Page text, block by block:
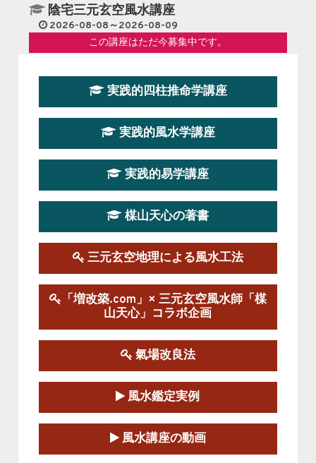
陰宅三元玄空風水講座
2026-08-08～2026-08-09
この講座はただ今募集中です。
第１９期立命塾『実践的易学講座』
2026-08-22～2026-10-25
第19期立命塾実践的四柱推命学講座
2026-03-20～2026-07-19
第１９期立命塾実践的風水学講座
この講座の募集は終了しました。
陰宅三元玄空風水講座
2025-06-07～2025-06-08
この講座の募集は終了しました。
第１８期立命塾『実践的易学講座』
2025-06-21～2025-08-24
この講座の募集は終了しました。
第１８期立命塾「実践的四柱立命学（四
柱推命学）講座」
実践的四柱推命学講座
実践的風水学講座
実践的易学講座
楳山天心の著書
三元玄空地理による風水工法
「増改築.com」× 三元玄空風水師「楳
山天心」コラボ企画
氣場改良法
風水鑑定実例
風水講座の動画